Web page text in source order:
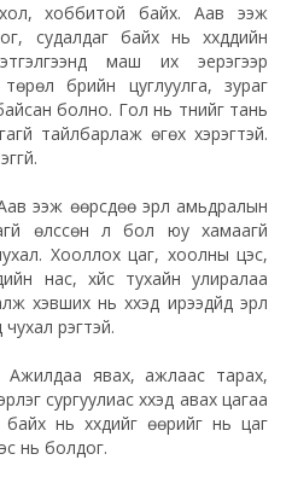
хоббитой байх. Аав ээж
судалдаг байх нь хүүхдүүдийн
маш их эерэгээр
бүрийн цуглуулга, зураг
болно. Гол нь түүнийг тань
тайлбарлаж өгөх хэрэгтэй.
ээж өөрсдөө эрүүл амьдралын
өлссөн л бол юу хамаагүй
Хооллох цаг, хоолны цэс,
нас, хүйс тухайн улиралаа
нь хүүхэд ирээдүйд эрүүл
үүрэгтэй.
явах, ажлаас тарах,
сургуулиас хүүхэд авах цагаа
нь хүүхдийг өөрийг нь цаг
нь болдог.